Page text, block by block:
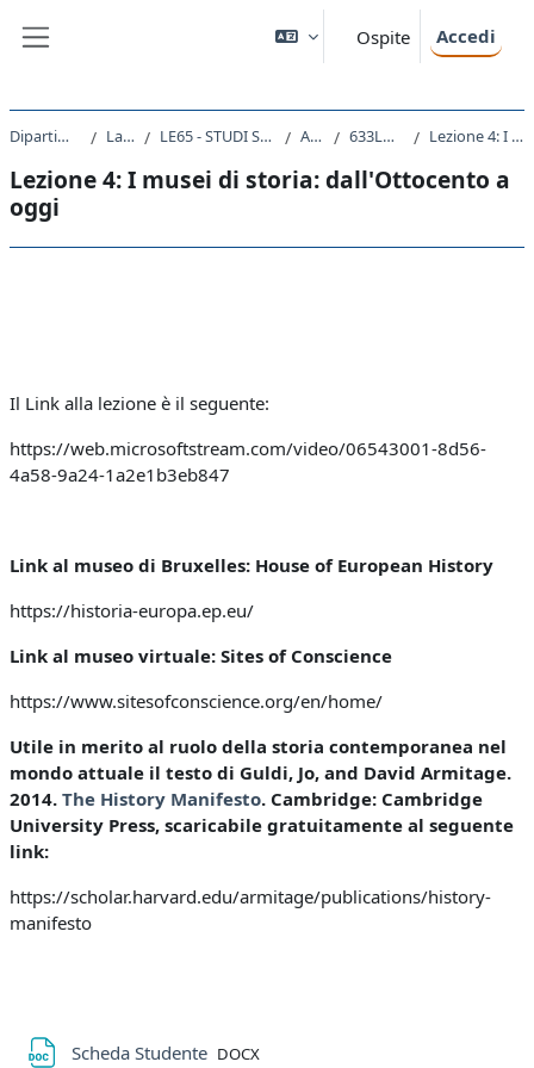
Ospite Accedi
Dipartimento di Studi Umanistici Laurea Magistrale LE65 - STUDI STORICI. DALL'ANTICO AL CONTEMPORANEO A.A. 2020 - 2021 633LM - PUBLIC HISTORY 2020 Lezione 4: I musei di storia: dall'Ottocento a oggi
Lezione 4: I musei di storia: dall'Ottocento a
oggi
Il Link alla lezione è il seguente:
https://web.microsoftstream.com/video/06543001-8d56-
4a58-9a24-1a2e1b3eb847
Link al museo di Bruxelles: House of European History
https://historia-europa.ep.eu/
Link al museo virtuale: Sites of Conscience
https://www.sitesofconscience.org/en/home/
Utile in merito al ruolo della storia contemporanea nel
mondo attuale il testo di Guldi, Jo, and David Armitage.
2014. The History Manifesto. Cambridge: Cambridge
University Press, scaricabile gratuitamente al seguente
link:
https://scholar.harvard.edu/armitage/publications/history-
manifesto
Scheda Studente File
DOCX